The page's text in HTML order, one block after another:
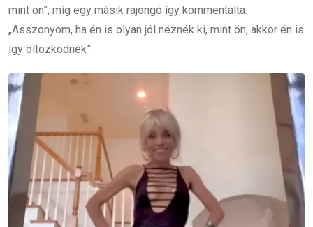
mint ön”, míg egy másik rajongó így kommentálta:
„Asszonyom, ha én is olyan jól néznék ki, mint ön, akkor én is
így öltözködnék”.